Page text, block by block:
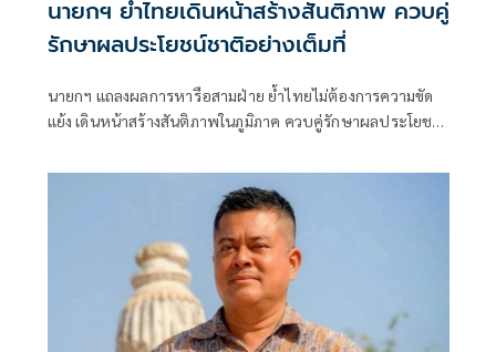
นายกฯ ย้ำไทยเดินหน้าสร้างสันติภาพ ควบคู่
รักษาผลประโยชน์ชาติอย่างเต็มที่
นายกฯ แถลงผลการหารือสามฝ่าย ย้ำไทยไม่ต้องการความขัด
แย้ง เดินหน้าสร้างสันติภาพในภูมิภาค ควบคู่รักษาผลประโยชน์